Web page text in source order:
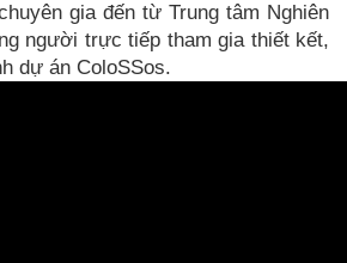
gia đến từ Trung tâm Nghiên
người trực tiếp tham gia thiết kết,
dự án ColoSSos.